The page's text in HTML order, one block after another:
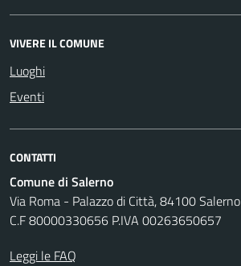
VIVERE IL COMUNE
Luoghi
Eventi
CONTATTI
Comune di Salerno
Via Roma - Palazzo di Città, 84100 Salerno
C.F 80000330656 P.IVA 00263650657
Leggi le FAQ